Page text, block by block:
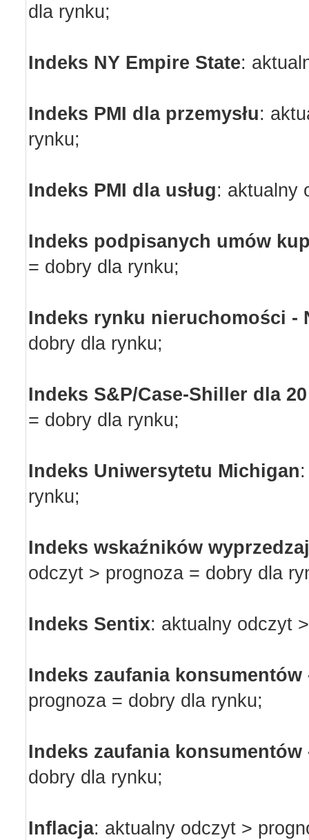
dla rynku;
Indeks NY Empire State:
Indeks PMI dla przemysłu:
rynku;
Indeks PMI dla usług: aktualny
Indeks podpisanych umów
= dobry dla rynku;
Indeks rynku nieruchomości -
dobry dla rynku;
Indeks S&P/Case-Shiller dla
= dobry dla rynku;
Indeks Uniwersytetu Michigan
rynku;
Indeks wskaźników
odczyt > prognoza = dobry dla
Indeks Sentix: aktualny odczyt
Indeks zaufania
prognoza = dobry dla rynku;
Indeks zaufania konsumentów
dobry dla rynku;
Inflacja: aktualny odczyt >